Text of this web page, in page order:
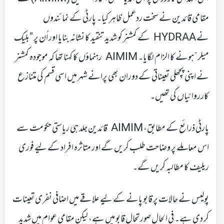
مقامی قائدین نے سخت ردعمل ظاہر کیا۔ پارٹی کے نمائندوں
نے HYDRAA کے کمشنر کو شدید تنقید کا نشانہ بنایا اور اُن پر "بلیک
میلر” ہونے کا الزام لگایا۔ AIMIM رہنماؤں کا کہنا تھا کہ موجودہ کمشنر
نے اپنی پچھلی تعیناتی کے دوران بھی پرانے شہر میں اسی قسم کی متنازع
کارروائیاں کی تھیں۔
پارٹی ذرائع کے مطابق، AIMIM قائدین جلد ہی ریاستی حکومت سے
اس معاملے پر وضاحت طلب کریں گے اور متاثرہ افراد کے لیے فوری
ریلیف کا مطالبہ کریں گے۔
پولیس نے حالات پر قابو پانے کے لیے علاقے میں اضافی نفری تعینات
کر دی ہے۔ فی الحال صورتحال قابو میں ہے، لیکن مقامی عوام میں شدید